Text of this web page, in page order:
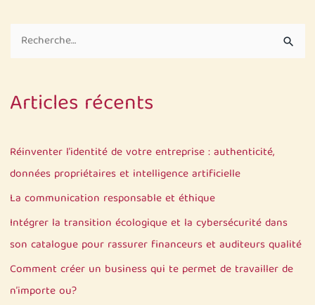
e
h
r
c
h
e
r
Articles récents
Réinventer l’identité de votre entreprise : authenticité,
données propriétaires et intelligence artificielle
La communication responsable et éthique
Intégrer la transition écologique et la cybersécurité dans
son catalogue pour rassurer financeurs et auditeurs qualité
Comment créer un business qui te permet de travailler de
n’importe ou?